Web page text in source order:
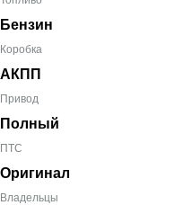
Бензин
Коробка
АКПП
Привод
Полный
ПТС
Оригинал
Владельцы